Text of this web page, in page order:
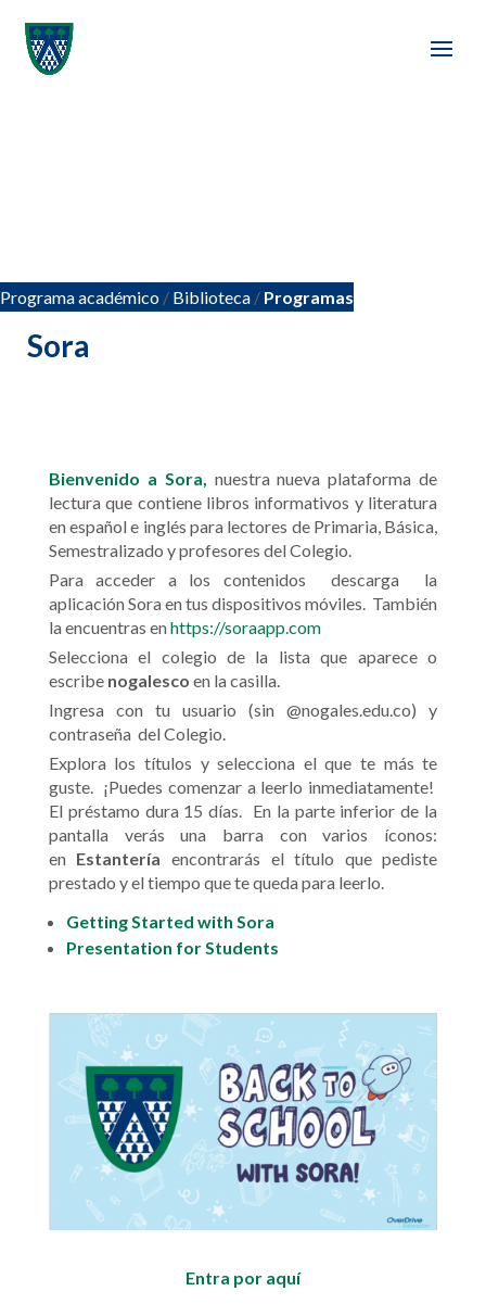
Programa académico / Biblioteca / Programas
Sora
Bienvenido a Sora, nuestra nueva plataforma de
lectura que contiene libros informativos y literatura
en español e inglés para lectores de Primaria, Básica,
Semestralizado y profesores del Colegio.
Para acceder a los contenidos descarga la
aplicación Sora en tus dispositivos móviles. También
la encuentras enhttps://soraapp.com
Selecciona el colegio de la lista que aparece o
escribe nogalesco en la casilla.
Ingresa con tu usuario (sin @nogales.edu.co) y
contraseña del Colegio.
Explora los títulos y selecciona el que te más te
guste. ¡Puedes comenzar a leerlo inmediatamente!
El préstamo dura 15 días. En la parte inferior de la
pantalla verás una barra con varios íconos:
en Estantería encontrarás el título que pediste
prestado y el tiempo que te queda para leerlo.
Getting Started with Sora
Presentation for Students
Entra por aquí